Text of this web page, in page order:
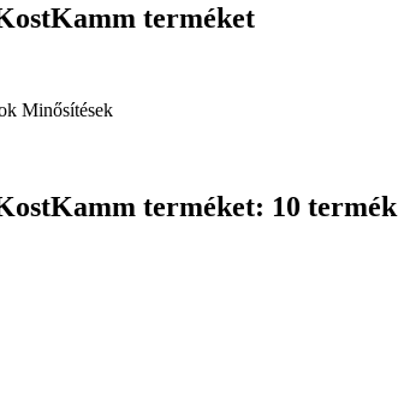
terméket
Minősítések
terméket: 10 termék